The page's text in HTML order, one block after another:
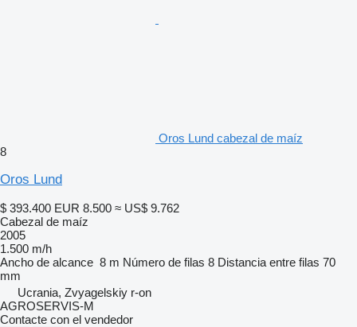
Oros Lund cabezal de maíz
8
Oros Lund
$ 393.400 EUR 8.500 ≈ US$ 9.762
Cabezal de maíz
2005
1.500 m/h
Ancho de alcance 8 m Número de filas 8 Distancia entre filas 70
mm
Ucrania, Zvyagelskiy r-on
AGROSERVIS-M
Contacte con el vendedor